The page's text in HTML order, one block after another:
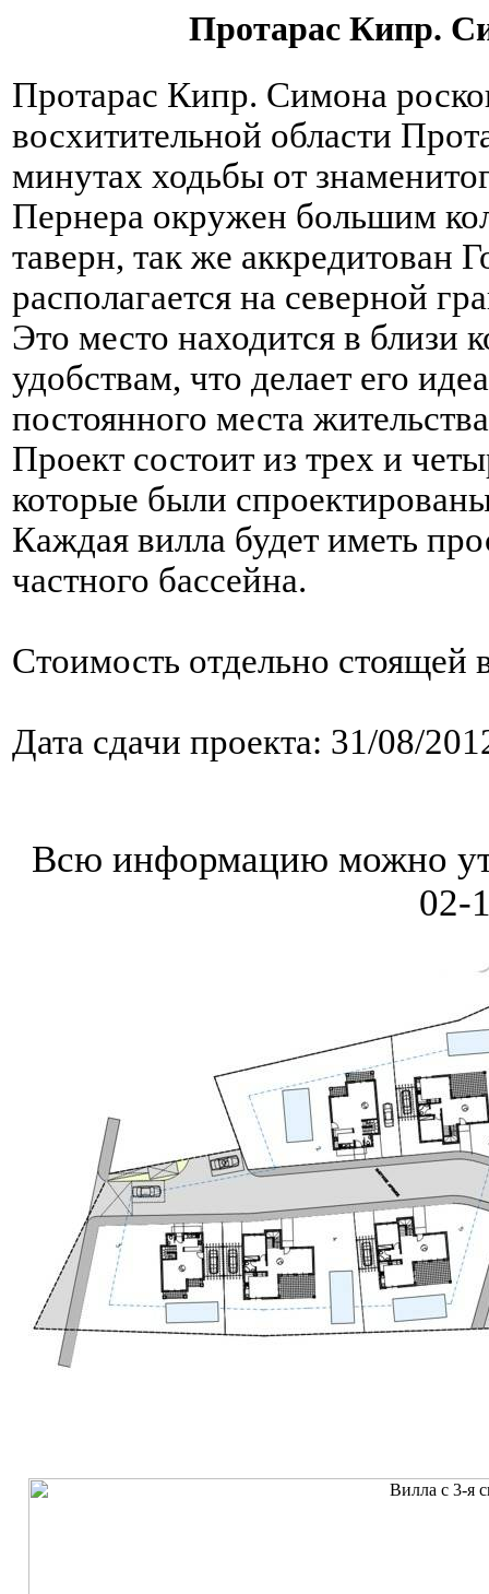
Протарас Кипр.
Протарас Кипр. Симона
восхитительной области
минутах ходьбы от
Пернера окружен большим
таверн, так же
располагается на северной
Это место находится в близи
удобствам, что делает его
постоянного места
Проект состоит из трех и
которые были
Каждая вилла будет иметь
частного бассейна.
Стоимость отдельно стоящей
Дата сдачи проекта: 31/08/
Всю информацию можно
02-